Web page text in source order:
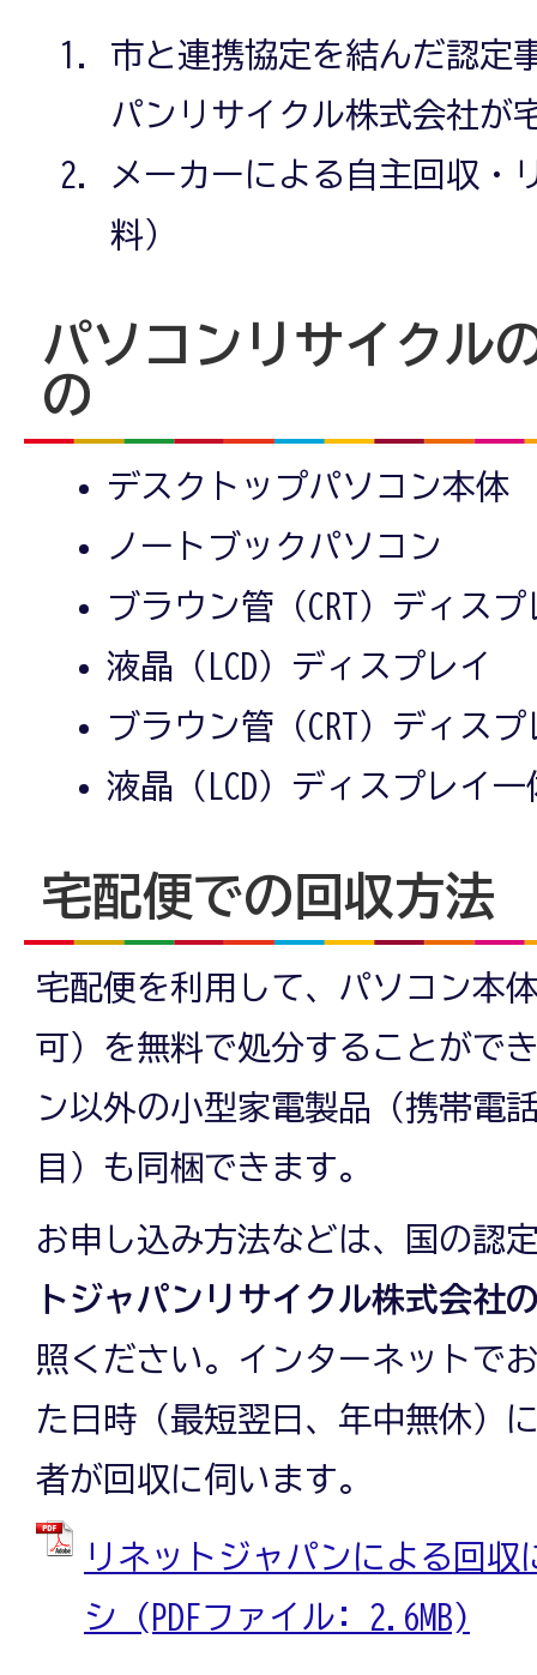
市と連携協定を結んだ認定
パンリサイクル株式会社が
メーカーによる自主回収・
料）
パソコンリサイクル
の
デスクトップパソコン本体
ノートブックパソコン
ブラウン管（CRT）ディスプ
液晶（LCD）ディスプレイ
ブラウン管（CRT）ディス
液晶（LCD）ディスプレイ
宅配便での回収方法
宅配便を利用して、パソコン本
可）を無料で処分することがで
ン以外の小型家電製品（携帯電
目）も同梱できます。
お申し込み方法などは、国の認
トジャパンリサイクル株式会社
照ください。インターネットで
た日時（最短翌日、年中無休）
者が回収に伺います。
リネットジャパンによる回収
シ (PDFファイル: 2.6MB)